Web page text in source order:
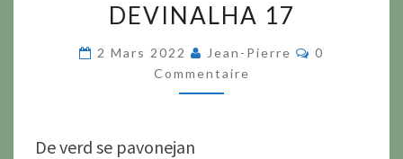
17
DEVINALHA 17
2 Mars 2022 Jean-Pierre
0
Commentaire
De verd se pavonejan